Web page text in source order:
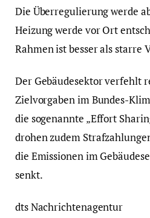
Die Überregulierung werde
Heizung werde vor Ort
Rahmen ist besser als starre
Der Gebäudesektor verfehlt
Zielvorgaben im Bundes-
die sogenannte „Effort
drohen zudem
die Emissionen im
senkt.
dts Nachrichtenagentur